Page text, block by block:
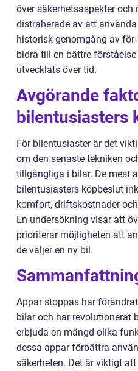
över säkerhetsaspekter
distraherade av att
historisk genomgång av
bidra till en bättre
utvecklats över tid.
Avgörande
bilentusiasters
För bilentusiaster är det
om den senaste tekniken
tillgängliga i bilar. De mest
bilentusiasters köpbeslut
komfort, driftskostnader
En undersökning visar att
prioriterar möjligheten att
de väljer en ny bil.
Appar stoppas har
bilar och har revolutionerat
erbjuda en mängd olika
dessa appar förbättra
säkerheten. Det är viktigt